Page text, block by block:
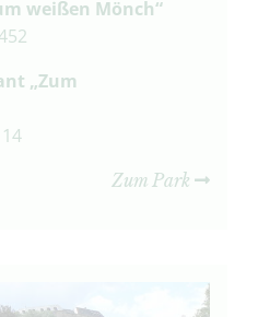
weißen Mönch“
„Zum
Zum Park